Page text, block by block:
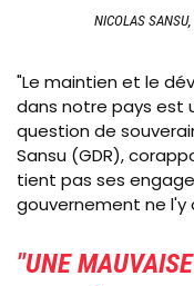
NICOLAS
"Le maintien et le
dans notre pays est
question de
Sansu (GDR),
tient pas ses
gouvernement ne l'y
"UNE